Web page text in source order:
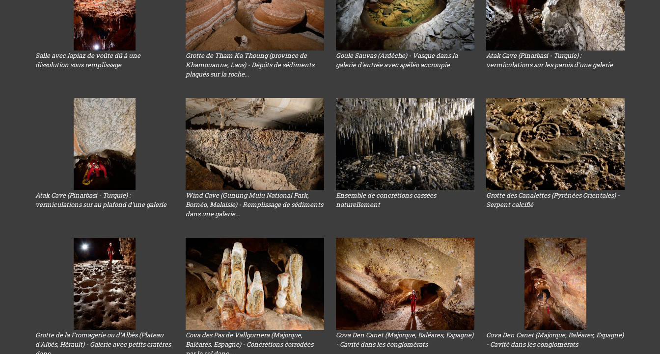
Salle avec lapiaz de voûte dû à une
dissolution sous remplissage
Grotte de Tham Ka Thoung (province de
Khamouanne, Laos) - Dépôts de sédiments
plaqués sur la roche...
Goule Sauvas (Ardèche) - Vasque dans la
galerie d'entrée avec spéléo accroupie
Atak Cave (Pinarbasi - Turquie) :
vermiculations sur les parois d'une galerie
Atak Cave (Pinarbasi - Turquie) :
vermiculations sur au plafond d'une galerie
Wind Cave (Gunung Mulu National Park,
Bornéo, Malaisie) - Remplissage de sédiments
dans une galerie...
Ensemble de concrétions cassées
naturellement
Grotte des Canalettes (Pyrénées Orientales) -
Serpent calcifié
Grotte de la Fromagerie ou d'Albès (Plateau
d'Albès, Hérault) - Galerie avec petits cratères
Cova des Pas de Vallgornera (Majorque,
Baléares, Espagne) - Concrétions corrodées
Cova Den Canet (Majorque, Baléares, Espagne)
- Cavité dans les conglomérats
Cova Den Canet (Majorque, Baléares, Espagne)
- Cavité dans les conglomérats